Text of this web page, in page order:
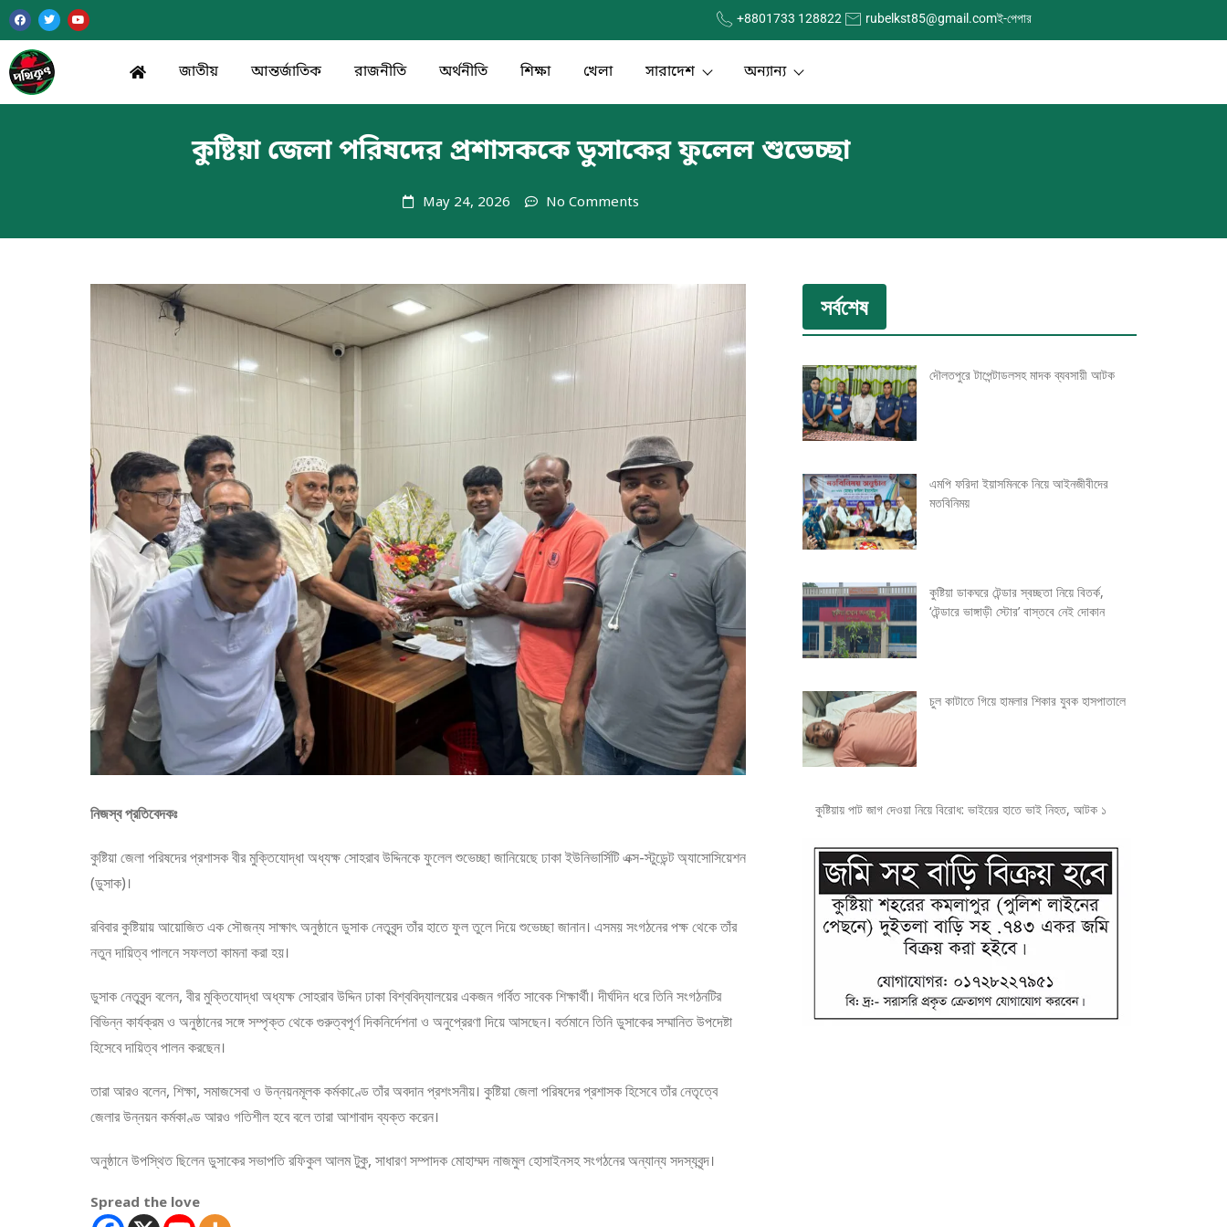
+8801733 128822 rubelkst85@gmail.comই-পেপার
জাতীয় আন্তর্জাতিক রাজনীতি অর্থনীতি শিক্ষা খেলা সারাদেশ অন্যান্য
কুষ্টিয়া জেলা পরিষদের প্রশাসককে ডুসাকের ফুলেল শুভেচ্ছা
May 24, 2026 No Comments
নিজস্ব প্রতিবেদকঃ
কুষ্টিয়া জেলা পরিষদের প্রশাসক বীর মুক্তিযোদ্ধা অধ্যক্ষ সোহরাব উদ্দিনকে ফুলেল শুভেচ্ছা জানিয়েছে ঢাকা ইউনিভার্সিটি এক্স-স্টুডেন্ট অ্যাসোসিয়েশন
(ডুসাক)।
রবিবার কুষ্টিয়ায় আয়োজিত এক সৌজন্য সাক্ষাৎ অনুষ্ঠানে ডুসাক নেতৃবৃন্দ তাঁর হাতে ফুল তুলে দিয়ে শুভেচ্ছা জানান। এসময় সংগঠনের পক্ষ থেকে তাঁর
নতুন দায়িত্ব পালনে সফলতা কামনা করা হয়।
ডুসাক নেতৃবৃন্দ বলেন, বীর মুক্তিযোদ্ধা অধ্যক্ষ সোহরাব উদ্দিন ঢাকা বিশ্ববিদ্যালয়ের একজন গর্বিত সাবেক শিক্ষার্থী। দীর্ঘদিন ধরে তিনি সংগঠনটির
বিভিন্ন কার্যক্রম ও অনুষ্ঠানের সঙ্গে সম্পৃক্ত থেকে গুরুত্বপূর্ণ দিকনির্দেশনা ও অনুপ্রেরণা দিয়ে আসছেন। বর্তমানে তিনি ডুসাকের সম্মানিত উপদেষ্টা
হিসেবে দায়িত্ব পালন করছেন।
তারা আরও বলেন, শিক্ষা, সমাজসেবা ও উন্নয়নমূলক কর্মকাণ্ডে তাঁর অবদান প্রশংসনীয়। কুষ্টিয়া জেলা পরিষদের প্রশাসক হিসেবে তাঁর নেতৃত্বে
জেলার উন্নয়ন কর্মকাণ্ড আরও গতিশীল হবে বলে তারা আশাবাদ ব্যক্ত করেন।
অনুষ্ঠানে উপস্থিত ছিলেন ডুসাকের সভাপতি রফিকুল আলম টুকু, সাধারণ সম্পাদক মোহাম্মদ নাজমুল হোসাইনসহ সংগঠনের অন্যান্য সদস্যবৃন্দ।
Spread the love
সর্বশেষ
দৌলতপুরে টাপেন্টাডলসহ মাদক ব্যবসায়ী আটক
এমপি ফরিদা ইয়াসমিনকে নিয়ে আইনজীবীদের
মতবিনিময়
কুষ্টিয়া ডাকঘরে টেন্ডার স্বচ্ছতা নিয়ে বিতর্ক,
‘টেন্ডারে ভাঙ্গাড়ী স্টোর’ বাস্তবে নেই দোকান
চুল কাটাতে গিয়ে হামলার শিকার যুবক হাসপাতালে
কুষ্টিয়ায় পাট জাগ দেওয়া নিয়ে বিরোধ: ভাইয়ের হাতে ভাই নিহত, আটক ১